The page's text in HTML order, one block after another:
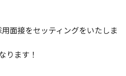
面接をセッティングをいたしま
ります！